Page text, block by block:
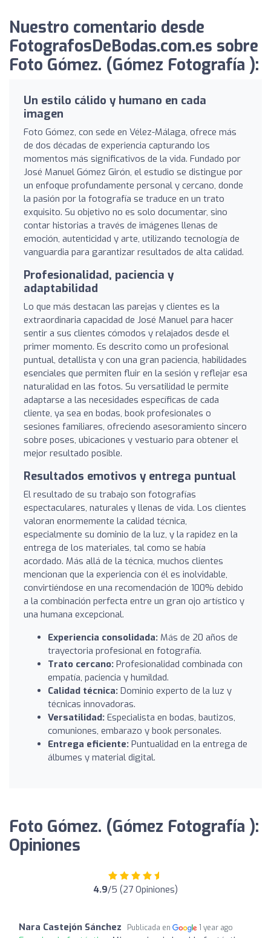
Nuestro comentario desde
FotografosDeBodas.com.es sobre
Foto Gómez. (Gómez Fotografía ):
Un estilo cálido y humano en cada
imagen
Foto Gómez, con sede en Vélez-Málaga, ofrece más
de dos décadas de experiencia capturando los
momentos más significativos de la vida. Fundado por
José Manuel Gómez Girón, el estudio se distingue por
un enfoque profundamente personal y cercano, donde
la pasión por la fotografía se traduce en un trato
exquisito. Su objetivo no es solo documentar, sino
contar historias a través de imágenes llenas de
emoción, autenticidad y arte, utilizando tecnología de
vanguardia para garantizar resultados de alta calidad.
Profesionalidad, paciencia y
adaptabilidad
Lo que más destacan las parejas y clientes es la
extraordinaria capacidad de José Manuel para hacer
sentir a sus clientes cómodos y relajados desde el
primer momento. Es descrito como un profesional
puntual, detallista y con una gran paciencia, habilidades
esenciales que permiten fluir en la sesión y reflejar esa
naturalidad en las fotos. Su versatilidad le permite
adaptarse a las necesidades específicas de cada
cliente, ya sea en bodas, book profesionales o
sesiones familiares, ofreciendo asesoramiento sincero
sobre poses, ubicaciones y vestuario para obtener el
mejor resultado posible.
Resultados emotivos y entrega puntual
El resultado de su trabajo son fotografías
espectaculares, naturales y llenas de vida. Los clientes
valoran enormemente la calidad técnica,
especialmente su dominio de la luz, y la rapidez en la
entrega de los materiales, tal como se había
acordado. Más allá de la técnica, muchos clientes
mencionan que la experiencia con él es inolvidable,
convirtiéndose en una recomendación de 100% debido
a la combinación perfecta entre un gran ojo artístico y
una humana excepcional.
Experiencia consolidada: Más de 20 años de
trayectoria profesional en fotografía.
Trato cercano: Profesionalidad combinada con
empatía, paciencia y humildad.
Calidad técnica: Dominio experto de la luz y
técnicas innovadoras.
Versatilidad: Especialista en bodas, bautizos,
comuniones, embarazo y book personales.
Entrega eficiente: Puntualidad en la entrega de
álbumes y material digital.
Foto Gómez. (Gómez Fotografía ):
Opiniones
4.9/5 (27 Opiniones)
Nara Castejón Sánchez Publicada en 1 year ago